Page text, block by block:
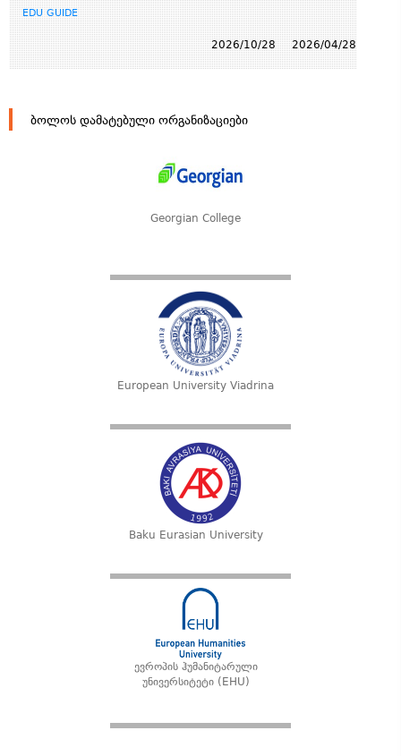
EDU GUIDE
2026/04/28
2026/10/28
ბოლოს დამატებული ორგანიზაციები
Georgian College
European University Viadrina
Baku Eurasian University
ევროპის ჰუმანიტარული
უნივერსიტეტი (EHU)